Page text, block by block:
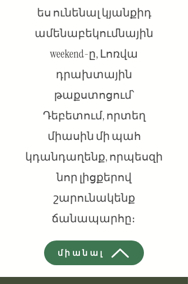
ես ունենալ կյանքիդ
ամենաբեկումնային
weekend-ը, Լոռվա
դրախտային
թաքստոցում՝
Դեբետում, որտեղ
միասին մի պահ
կդանդաղենք, որպեսզի
նոր լիցքերով
շարունակենք
ճանապարհը։
միանալ